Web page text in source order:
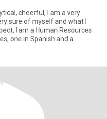
cheerful, I am a very
sure of myself and what I
I am a Human Resources
one in Spanish and a